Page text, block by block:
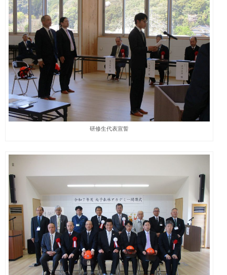
研修生代表宣誓